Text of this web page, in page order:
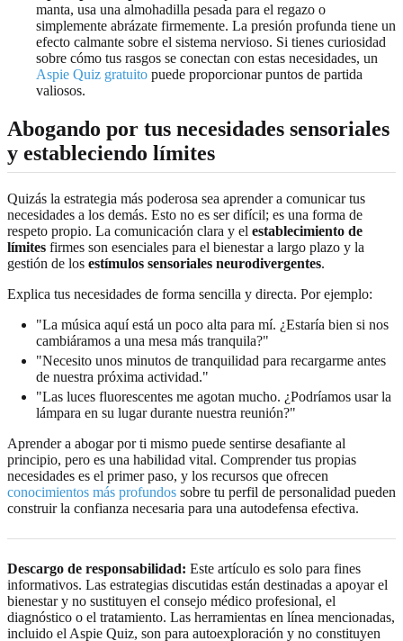
manta, usa una almohadilla pesada para el regazo o
simplemente abrázate firmemente. La presión profunda tiene un
efecto calmante sobre el sistema nervioso. Si tienes curiosidad
sobre cómo tus rasgos se conectan con estas necesidades, un
Aspie Quiz gratuito puede proporcionar puntos de partida
valiosos.
Abogando por tus necesidades sensoriales
y estableciendo límites
Quizás la estrategia más poderosa sea aprender a comunicar tus
necesidades a los demás. Esto no es ser difícil; es una forma de
respeto propio. La comunicación clara y el establecimiento de
límites firmes son esenciales para el bienestar a largo plazo y la
gestión de los estímulos sensoriales neurodivergentes.
Explica tus necesidades de forma sencilla y directa. Por ejemplo:
"La música aquí está un poco alta para mí. ¿Estaría bien si nos
cambiáramos a una mesa más tranquila?"
"Necesito unos minutos de tranquilidad para recargarme antes
de nuestra próxima actividad."
"Las luces fluorescentes me agotan mucho. ¿Podríamos usar la
lámpara en su lugar durante nuestra reunión?"
Aprender a abogar por ti mismo puede sentirse desafiante al
principio, pero es una habilidad vital. Comprender tus propias
necesidades es el primer paso, y los recursos que ofrecen
conocimientos más profundos sobre tu perfil de personalidad pueden
construir la confianza necesaria para una autodefensa efectiva.
Descargo de responsabilidad: Este artículo es solo para fines
informativos. Las estrategias discutidas están destinadas a apoyar el
bienestar y no sustituyen el consejo médico profesional, el
diagnóstico o el tratamiento. Las herramientas en línea mencionadas,
incluido el Aspie Quiz, son para autoexploración y no constituyen